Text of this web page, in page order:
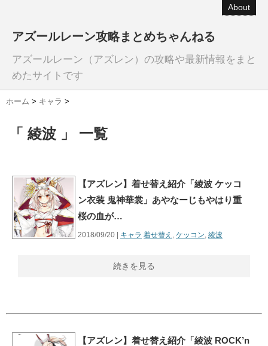
About
アズールレーン攻略まとめちゃんねる
アズールレーン（アズレン）の攻略や最新情報をまと
めたサイトです
ホーム > キャラ >
「 綾波 」 一覧
【アズレン】着せ替え紹介「綾波 ケッコ
ン衣装 鬼神華裳」あやなーじもやはり重
桜の血が…
2018/09/20 | キャラ 着せ替え , ケッコン, 綾波
続きを見る
【アズレン】着せ替え紹介「綾波 ROCK’n